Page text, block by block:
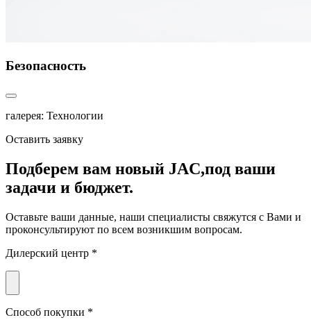
Безопасность
галерея: Технологии
Оставить заявку
Подберем вам новый JAC,под ваши
задачи и бюджет.
Оставьте ваши данные, наши специалисты свяжутся с Вами и
проконсультируют по всем возникшим вопросам.
Дилерский центр *
Способ покупки *